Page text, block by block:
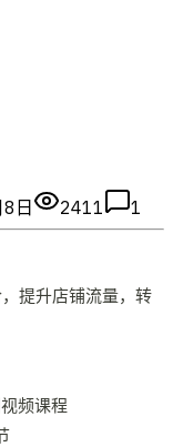
日 2411 1
频课程